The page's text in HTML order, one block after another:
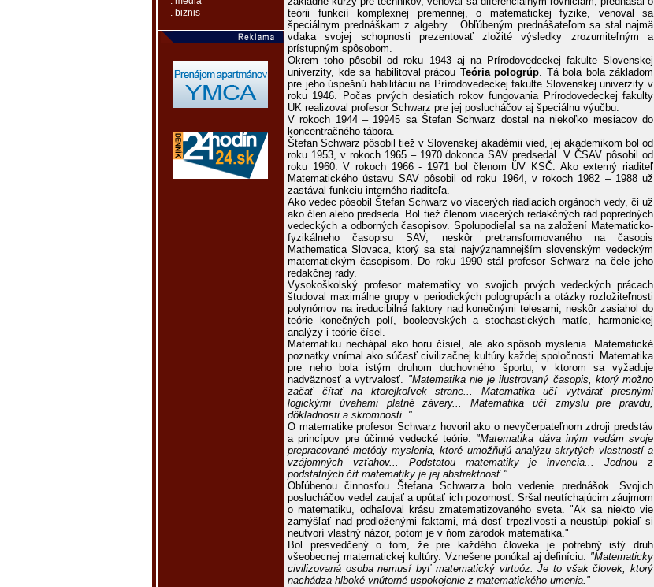
. biznis
teórii funkcií komplexnej premennej, o matematickej fyzike, venoval sa
špeciálnym prednáškam z algebry... Obľúbeným prednášateľom sa stal najmä
vďaka svojej schopnosti prezentovať zložité výsledky zrozumiteľným a
prístupným spôsobom.
Okrem toho pôsobil od roku 1943 aj na Prírodovedeckej fakulte Slovenskej
univerzity, kde sa habilitoval prácou Teória pologrúp. Tá bola bola základom
pre jeho úspešnú habilitáciu na Prírodovedeckej fakulte Slovenskej univerzity v
roku 1946. Počas prvých desiatich rokov fungovania Prírodovedeckej fakulty
UK realizoval profesor Schwarz pre jej poslucháčov aj špeciálnu výučbu.
V rokoch 1944 – 19945 sa Štefan Schwarz dostal na niekoľko mesiacov do
koncentračného tábora.
Štefan Schwarz pôsobil tiež v Slovenskej akadémii vied, jej akademikom bol od
roku 1953, v rokoch 1965 – 1970 dokonca SAV predsedal. V ČSAV pôsobil od
roku 1960. V rokoch 1966 - 1971 bol členom ÚV KSČ. Ako externý riaditeľ
Matematického ústavu SAV pôsobil od roku 1964, v rokoch 1982 – 1988 už
zastával funkciu interného riaditeľa.
Ako vedec pôsobil Štefan Schwarz vo viacerých riadiacich orgánoch vedy, či už
ako člen alebo predseda. Bol tiež členom viacerých redakčných rád popredných
vedeckých a odborných časopisov. Spolupodieľal sa na založení Matematicko-
fyzikálneho časopisu SAV, neskôr pretransformovaného na časopis
Mathematica Slovaca, ktorý sa stal najvýznamnejším slovenským vedeckým
matematickým časopisom. Do roku 1990 stál profesor Schwarz na čele jeho
redakčnej rady.
Vysokoškolský profesor matematiky vo svojich prvých vedeckých prácach
študoval maximálne grupy v periodických pologrupách a otázky rozložiteľnosti
polynómov na ireducibilné faktory nad konečnými telesami, neskôr zasiahol do
teórie konečných polí, booleovských a stochastických matíc, harmonickej
analýzy i teórie čísel.
Matematiku nechápal ako horu čísiel, ale ako spôsob myslenia. Matematické
poznatky vnímal ako súčasť civilizačnej kultúry každej spoločnosti. Matematika
pre neho bola istým druhom duchovného športu, v ktorom sa vyžaduje
nadväznosť a vytrvalosť. "Matematika nie je ilustrovaný časopis, ktorý možno
začať čítať na ktorejkoľvek strane... Matematika učí vytvárať presnými
logickými úvahami platné závery... Matematika učí zmyslu pre pravdu,
dôkladnosti a skromnosti ."
O matematike profesor Schwarz hovoril ako o nevyčerpateľnom zdroji predstáv
a princípov pre účinné vedecké teórie. "Matematika dáva iným vedám svoje
prepracované metódy myslenia, ktoré umožňujú analýzu skrytých vlastností a
vzájomných vzťahov... Podstatou matematiky je invencia... Jednou z
podstatných čŕt matematiky je jej abstraktnosť."
Obľúbenou činnosťou Štefana Schwarza bolo vedenie prednášok. Svojich
poslucháčov vedel zaujať a upútať ich pozornosť. Sršal neutíchajúcim záujmom
o matematiku, odhaľoval krásu zmatematizovaného sveta. "Ak sa niekto vie
zamýšľať nad predloženými faktami, má dosť trpezlivosti a neustúpi pokiaľ si
neutvorí vlastný názor, potom je v ňom zárodok matematika."
Bol presvedčený o tom, že pre každého človeka je potrebný istý druh
všeobecnej matematickej kultúry. Vznešene ponúkal aj definíciu: "Matematicky
civilizovaná osoba nemusí byť matematický virtuóz. Je to však človek, ktorý
nachádza hlboké vnútorné uspokojenie z matematického umenia."